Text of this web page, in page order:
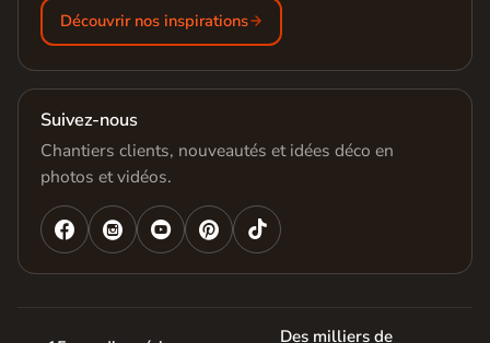
Découvrir nos inspirations
Suivez-nous
Chantiers clients, nouveautés et idées déco en
photos et vidéos.
   
Des milliers de